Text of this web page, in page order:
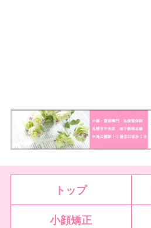
トップ
小顔矯正